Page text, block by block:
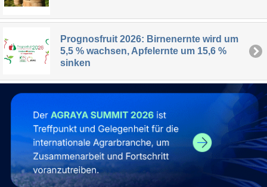
Prognosfruit 2026: Birnenernte wird um
5,5 % wachsen, Apfelernte um 15,6 %
sinken